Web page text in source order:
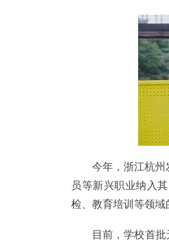
今年，浙江杭州
员等新兴职业纳入
检、教育培训等领域
目前，学校首